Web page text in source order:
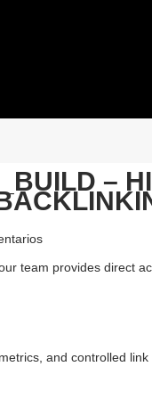
–
team provides direct
and controlled